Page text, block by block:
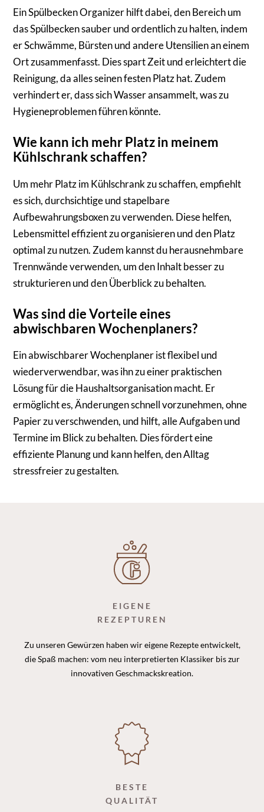
Ein Spülbecken Organizer hilft dabei, den Bereich um
das Spülbecken sauber und ordentlich zu halten, indem
er Schwämme, Bürsten und andere Utensilien an einem
Ort zusammenfasst. Dies spart Zeit und erleichtert die
Reinigung, da alles seinen festen Platz hat. Zudem
verhindert er, dass sich Wasser ansammelt, was zu
Hygieneproblemen führen könnte.
Wie kann ich mehr Platz in meinem
Kühlschrank schaffen?
Um mehr Platz im Kühlschrank zu schaffen, empfiehlt
es sich, durchsichtige und stapelbare
Aufbewahrungsboxen zu verwenden. Diese helfen,
Lebensmittel effizient zu organisieren und den Platz
optimal zu nutzen. Zudem kannst du herausnehmbare
Trennwände verwenden, um den Inhalt besser zu
strukturieren und den Überblick zu behalten.
Was sind die Vorteile eines
abwischbaren Wochenplaners?
Ein abwischbarer Wochenplaner ist flexibel und
wiederverwendbar, was ihn zu einer praktischen
Lösung für die Haushaltsorganisation macht. Er
ermöglicht es, Änderungen schnell vorzunehmen, ohne
Papier zu verschwenden, und hilft, alle Aufgaben und
Termine im Blick zu behalten. Dies fördert eine
effiziente Planung und kann helfen, den Alltag
stressfreier zu gestalten.
EIGENE
REZEPTUREN
Zu unseren Gewürzen haben wir eigene Rezepte entwickelt,
die Spaß machen: vom neu interpretierten Klassiker bis zur
innovativen Geschmackskreation.
BESTE
QUALITÄT